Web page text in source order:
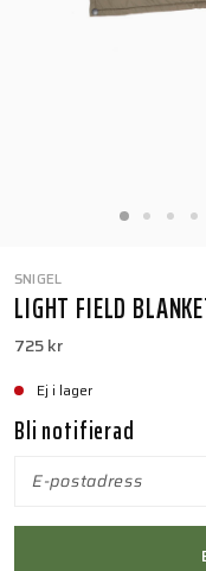
SNIGEL
LIGHT FIELD
725 kr
Ej i lager
Bli notifierad